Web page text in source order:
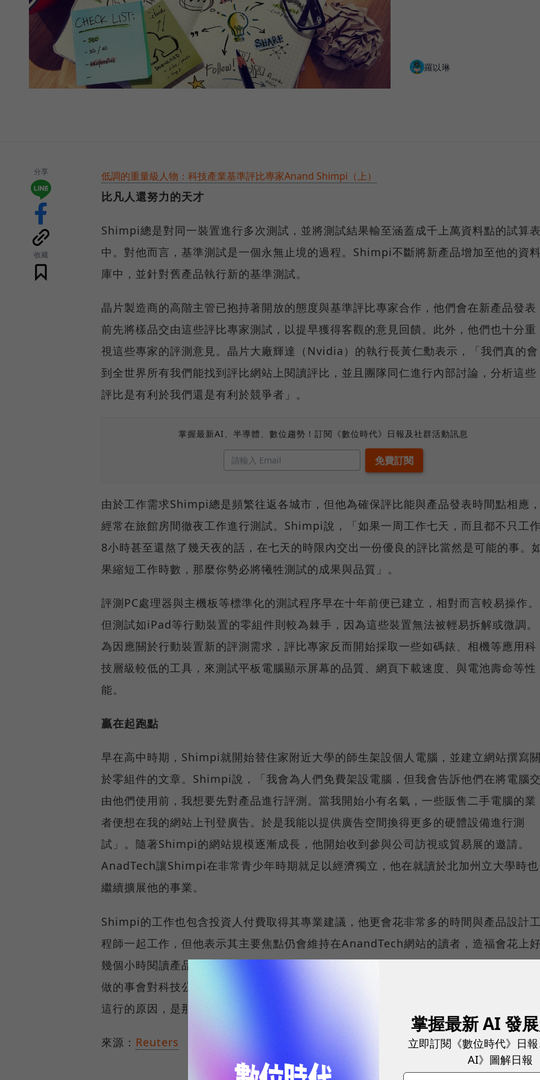
羅以琳
分享
收藏
低調的重量級人物：科技產業基準評比專家Anand Shimpi（上）
比凡人還努力的天才
Shimpi總是對同一裝置進行多次測試，並將測試結果輸至涵蓋成千上萬資料點的試算
中。對他而言，基準測試是一個永無止境的過程。Shimpi不斷將新產品增加至他的資
庫中，並針對舊產品執行新的基準測試。
晶片製造商的高階主管已抱持著開放的態度與基準評比專家合作，他們會在新產品發表
前先將樣品交由這些評比專家測試，以提早獲得客觀的意見回饋。此外，他們也十分重
視這些專家的評測意見。晶片大廠輝達（Nvidia）的執行長黃仁勳表示，「我們真的會
到全世界所有我們能找到評比網站上閱讀評比，並且團隊同仁進行內部討論，分析這些
評比是有利於我們還是有利於競爭者」。
掌握最新AI、半導體、數位趨勢！訂閱《數位時代》日報及社群活動訊息
由於工作需求Shimpi總是頻繁往返各城市，但他為確保評比能與產品發表時間點相應
經常在旅館房間徹夜工作進行測試。Shimpi說，「如果一周工作七天，而且都不只工
8小時甚至還熬了幾天夜的話，在七天的時限內交出一份優良的評比當然是可能的事。
果縮短工作時數，那麼你勢必將犧牲測試的成果與品質」。
評測PC處理器與主機板等標準化的測試程序早在十年前便已建立，相對而言較易操作。
但測試如iPad等行動裝置的零組件則較為棘手，因為這些裝置無法被輕易拆解或微調。
為因應關於行動裝置新的評測需求，評比專家反而開始採取一些如碼錶、相機等應用科
技層級較低的工具，來測試平板電腦顯示屏幕的品質、網頁下載速度、與電池壽命等性
能。
贏在起跑點
早在高中時期，Shimpi就開始替住家附近大學的師生架設個人電腦，並建立網站撰寫
於零組件的文章。Shimpi說，「我會為人們免費架設電腦，但我會告訴他們在將電腦
由他們使用前，我想要先對產品進行評測。當我開始小有名氣，一些販售二手電腦的業
者便想在我的網站上刊登廣告。於是我能以提供廣告空間換得更多的硬體設備進行測
試」。隨著Shimpi的網站規模逐漸成長，他開始收到參與公司訪視或貿易展的邀請。
AnadTech讓Shimpi在非常青少年時期就足以經濟獨立，他在就讀於北加州立大學時也
繼續擴展他的事業。
Shimpi的工作也包含投資人付費取得其專業建議，他更會花非常多的時間與產品設計
程師一起工作，但他表示其主要焦點仍會維持在AnandTech網站的讀者，造福會花上
幾個小時閱讀產品資訊以進行購買決策的科技愛好者。Shimpi說，「我並不在意自己
做的事會對科技公司帶來多少影響，它們沒什麼好擔心的。我真正在意並讓我想要從事
這行的原因，是那些以辛苦工作賺取得的薪水購買科技產品的消費者」。
來源： Reuters
掌握最新 AI 發
立即訂閱《數位時代》日
AI》圖解日報